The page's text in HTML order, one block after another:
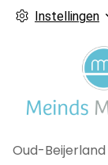
Instellingen
Oud-Beijerland